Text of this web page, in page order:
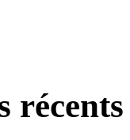
récents